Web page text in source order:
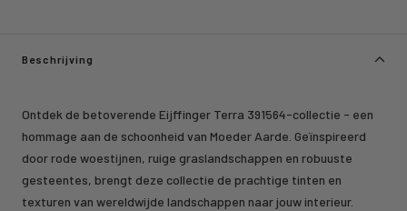
Beschrijving
Ontdek de betoverende Eijffinger Terra 391564-collectie - een
hommage aan de schoonheid van Moeder Aarde. Geïnspireerd
door rode woestijnen, ruige graslandschappen en robuuste
gesteentes, brengt deze collectie de prachtige tinten en
texturen van wereldwijde landschappen naar jouw interieur.